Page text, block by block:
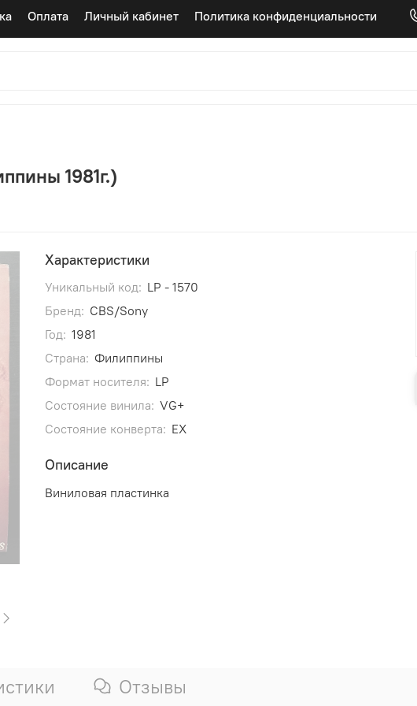
Оплата Личный кабинет Политика конфиденциальности
1981г.)
Характеристики
Уникальный код: LP - 1570
Бренд: CBS/Sony
Год: 1981
Страна: Филиппины
Формат носителя: LP
Состояние винила: VG+
Состояние конверта: EX
Описание
Виниловая пластинка
Отзывы